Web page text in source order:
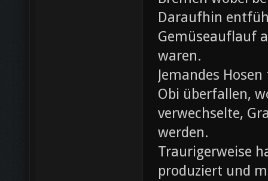
Daraufhin
Gemüseauflauf
waren.
Jemandes
Obi überfallen,
verwechselte,
werden.
Traurigerweise
produziert und